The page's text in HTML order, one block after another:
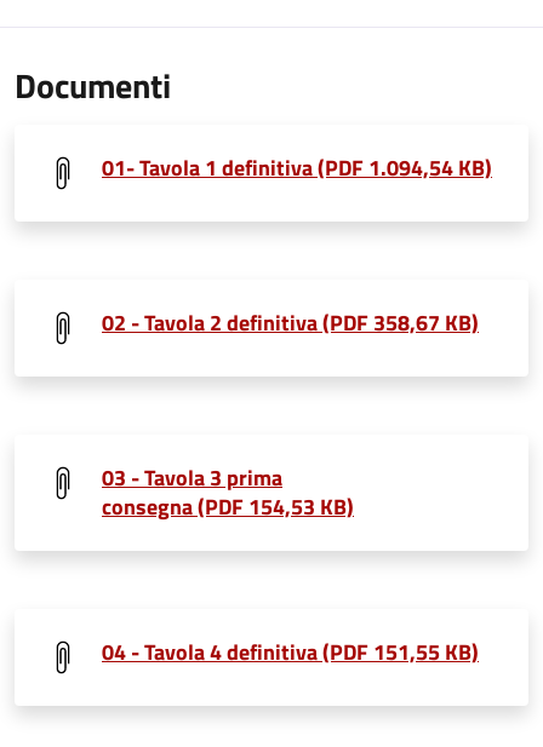
Documenti
01- Tavola 1 definitiva (PDF 1.094,54 KB)
02 - Tavola 2 definitiva (PDF 358,67 KB)
03 - Tavola 3 prima
consegna (PDF 154,53 KB)
04 - Tavola 4 definitiva (PDF 151,55 KB)